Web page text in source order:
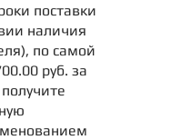
поставки
наличия
по самой
руб. за